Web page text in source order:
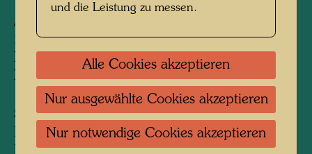
Auflage:
227, signiert und nummeriert 1-227/227
XXX Probedrucke, signiert und nummeriert I-
XXX/XXX
Sammlung:
Private collection JOMA
Peter Infeld Privatstiftung, Vienna
und die Leistung zu messen.
Alle Cookies akzeptieren
Nur ausgewählte Cookies akzeptieren
Nur notwendige Cookies akzeptieren